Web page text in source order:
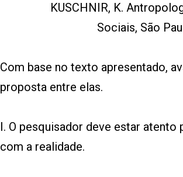
KUSCHNIR, K.
Sociais, São
Com base no texto apresentado,
proposta entre elas.
I. O pesquisador deve estar
com a realidade.